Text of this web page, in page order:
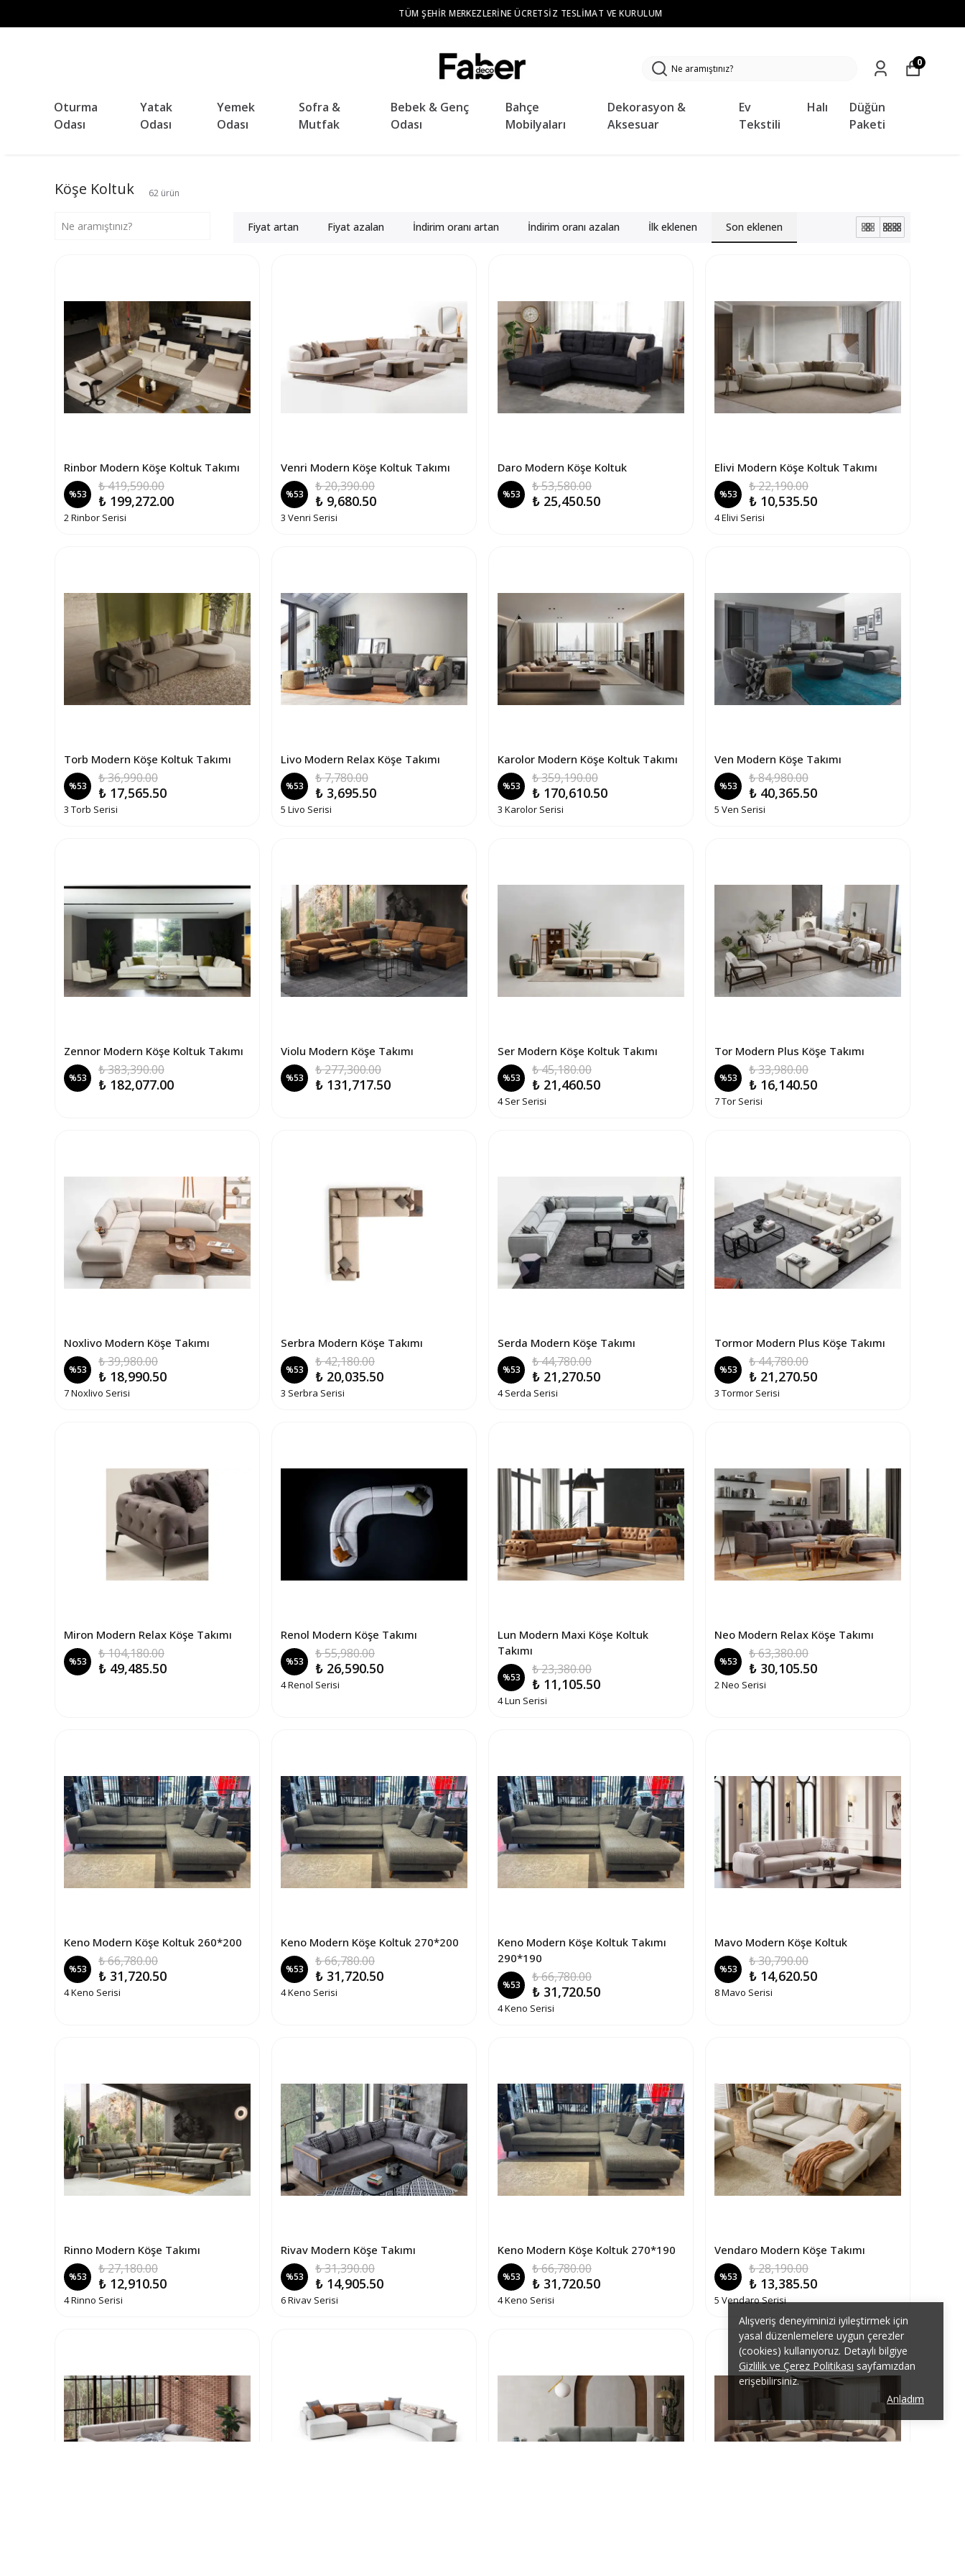
TÜM ŞEHIR MERKEZLERINE ÜCRETSIZ TESLIMAT VE KURULUM
Oturma
Odası
Yatak
Odası
Yemek
Odası
Sofra &
Mutfak
Bebek & Genç
Odası
Bahçe
Mobilyaları
Dekorasyon &
Aksesuar
Ev
Tekstili
Halı
Düğün
Paketi
0
Alışveriş deneyiminizi iyileştirmek için
yasal düzenlemelere uygun çerezler
(cookies) kullanıyoruz. Detaylı bilgiye
Gizlilik ve Çerez Politikası sayfamızdan
erişebilirsiniz.
Anladım
Köşe Koltuk 62 ürün
Fiyat artan Fiyat azalan İndirim oranı artan İndirim oranı azalan İlk eklenen Son eklenen
Rinbor Modern Köşe Koltuk Takımı
%53
₺ 419,590.00
₺ 199,272.00
2 Rinbor Serisi
Venri Modern Köşe Koltuk Takımı
%53
₺ 20,390.00
₺ 9,680.50
3 Venri Serisi
Daro Modern Köşe Koltuk
%53
₺ 53,580.00
₺ 25,450.50
Elivi Modern Köşe Koltuk Takımı
%53
₺ 22,190.00
₺ 10,535.50
4 Elivi Serisi
Torb Modern Köşe Koltuk Takımı
%53
₺ 36,990.00
₺ 17,565.50
3 Torb Serisi
Livo Modern Relax Köşe Takımı
%53
₺ 7,780.00
₺ 3,695.50
5 Livo Serisi
Karolor Modern Köşe Koltuk Takımı
%53
₺ 359,190.00
₺ 170,610.50
3 Karolor Serisi
Ven Modern Köşe Takımı
%53
₺ 84,980.00
₺ 40,365.50
5 Ven Serisi
Zennor Modern Köşe Koltuk Takımı
%53
₺ 383,390.00
₺ 182,077.00
Violu Modern Köşe Takımı
%53
₺ 277,300.00
₺ 131,717.50
Ser Modern Köşe Koltuk Takımı
%53
₺ 45,180.00
₺ 21,460.50
4 Ser Serisi
Tor Modern Plus Köşe Takımı
%53
₺ 33,980.00
₺ 16,140.50
7 Tor Serisi
Noxlivo Modern Köşe Takımı
%53
₺ 39,980.00
₺ 18,990.50
7 Noxlivo Serisi
Serbra Modern Köşe Takımı
%53
₺ 42,180.00
₺ 20,035.50
3 Serbra Serisi
Serda Modern Köşe Takımı
%53
₺ 44,780.00
₺ 21,270.50
4 Serda Serisi
Tormor Modern Plus Köşe Takımı
%53
₺ 44,780.00
₺ 21,270.50
3 Tormor Serisi
Miron Modern Relax Köşe Takımı
%53
₺ 104,180.00
₺ 49,485.50
Renol Modern Köşe Takımı
%53
₺ 55,980.00
₺ 26,590.50
4 Renol Serisi
Lun Modern Maxi Köşe Koltuk
Takımı
%53
₺ 23,380.00
₺ 11,105.50
4 Lun Serisi
Neo Modern Relax Köşe Takımı
%53
₺ 63,380.00
₺ 30,105.50
2 Neo Serisi
Keno Modern Köşe Koltuk 260*200
%53
₺ 66,780.00
₺ 31,720.50
4 Keno Serisi
Keno Modern Köşe Koltuk 270*200
%53
₺ 66,780.00
₺ 31,720.50
4 Keno Serisi
Keno Modern Köşe Koltuk Takımı
290*190
%53
₺ 66,780.00
₺ 31,720.50
4 Keno Serisi
Mavo Modern Köşe Koltuk
%53
₺ 30,790.00
₺ 14,620.50
8 Mavo Serisi
Rinno Modern Köşe Takımı
%53
₺ 27,180.00
₺ 12,910.50
4 Rinno Serisi
Rivav Modern Köşe Takımı
%53
₺ 31,390.00
₺ 14,905.50
6 Rivav Serisi
Keno Modern Köşe Koltuk 270*190
%53
₺ 66,780.00
₺ 31,720.50
4 Keno Serisi
Vendaro Modern Köşe Takımı
%53
₺ 28,190.00
₺ 13,385.50
5 Vendaro Serisi